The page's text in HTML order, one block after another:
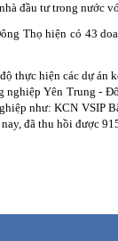
đầu tư trong nước
Thọ hiện có 43
thực hiện các dự
nghiệp Yên Trung -
như: KCN VSIP
đã thu hồi được